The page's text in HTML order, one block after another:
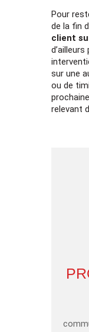
Pour
de la fin
client
sur une
ou de
relevant